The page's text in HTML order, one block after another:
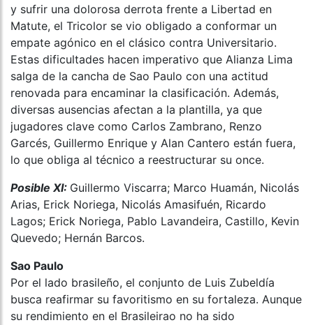
y sufrir una dolorosa derrota frente a Libertad en
Matute, el Tricolor se vio obligado a conformar un
empate agónico en el clásico contra Universitario.
Estas dificultades hacen imperativo que Alianza Lima
salga de la cancha de Sao Paulo con una actitud
renovada para encaminar la clasificación. Además,
diversas ausencias afectan a la plantilla, ya que
jugadores clave como Carlos Zambrano, Renzo
Garcés, Guillermo Enrique y Alan Cantero están fuera,
lo que obliga al técnico a reestructurar su once.
Posible XI: Guillermo Viscarra; Marco Huamán, Nicolás
Arias, Erick Noriega, Nicolás Amasifuén, Ricardo
Lagos; Erick Noriega, Pablo Lavandeira, Castillo, Kevin
Quevedo; Hernán Barcos.
Sao Paulo
Por el lado brasileño, el conjunto de Luis Zubeldía
busca reafirmar su favoritismo en su fortaleza. Aunque
su rendimiento en el Brasileirao no ha sido